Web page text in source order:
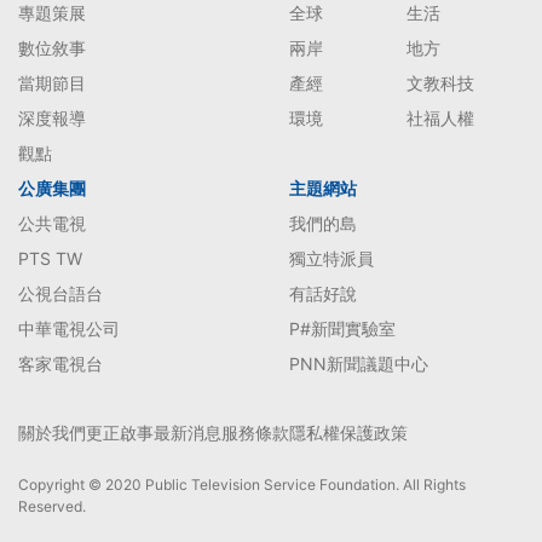
專題策展
數位敘事
當期節目
深度報導
觀點
全球
生活
兩岸
地方
產經
文教科技
環境
社福人權
公廣集團
公共電視
PTS TW
公視台語台
中華電視公司
客家電視台
主題網站
我們的島
獨立特派員
有話好說
P#新聞實驗室
PNN新聞議題中心
關於我們更正啟事最新消息服務條款隱私權保護政策
Copyright © 2020 Public Television Service Foundation. All Rights
Reserved.